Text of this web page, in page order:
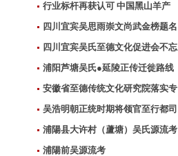
行业标杆再获认可 中国黑山羊产
四川宜宾吴思雨崇文尚武金榜题名
四川宜宾吴氏至德文化促进会不忘
浦阳芦塘吴氏●延陵正传迁徙路线
安徽省至德传统文化研究院落实专
吴浩明朝正统时期将领官至行都司
浦陽县大许村（蘆塘）吴氏源流考
浦陽前吴源流考